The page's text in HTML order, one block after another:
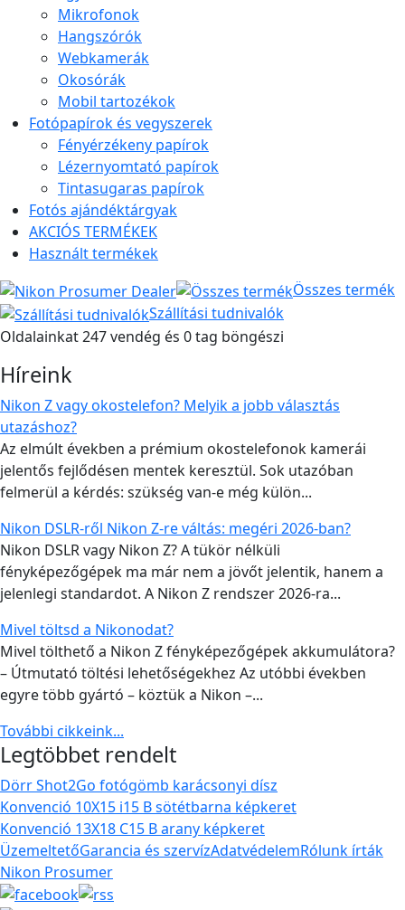
Mikrofonok
Hangszórók
Webkamerák
Okosórák
Mobil tartozékok
Fotópapírok és vegyszerek
Fényérzékeny papírok
Lézernyomtató papírok
Tintasugaras papírok
Fotós ajándéktárgyak
AKCIÓS TERMÉKEK
Használt termékek
Összes termék
Szállítási tudnivalók
Oldalainkat 247 vendég és 0 tag böngészi
Híreink
Nikon Z vagy okostelefon? Melyik a jobb választás
utazáshoz?
Az elmúlt években a prémium okostelefonok kamerái
jelentős fejlődésen mentek keresztül. Sok utazóban
felmerül a kérdés: szükség van-e még külön...
Nikon DSLR-ről Nikon Z-re váltás: megéri 2026-ban?
Nikon DSLR vagy Nikon Z? A tükör nélküli
fényképezőgépek ma már nem a jövőt jelentik, hanem a
jelenlegi standardot. A Nikon Z rendszer 2026-ra...
Mivel töltsd a Nikonodat?
Mivel tölthető a Nikon Z fényképezőgépek akkumulátora?
– Útmutató töltési lehetőségekhez Az utóbbi években
egyre több gyártó – köztük a Nikon –...
További cikkeink...
Legtöbbet rendelt
Dörr Shot2Go fotógömb karácsonyi dísz
Konvenció 10X15 i15 B sötétbarna képkeret
Konvenció 13X18 C15 B arany képkeret
ÜzemeltetőGarancia és szervízAdatvédelemRólunk írták
Nikon Prosumer